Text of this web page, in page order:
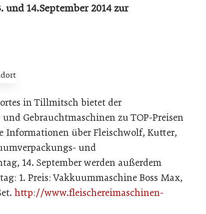
14.September 2014 zur
in Tillmitsch bietet der
Gebrauchtmaschinen zu TOP-Preisen
Informationen über Fleischwolf, Kutter,
und
14. September werden außerdem
1. Preis: Vakkuummaschine Boss Max,
http://www.fleischereimaschinen-